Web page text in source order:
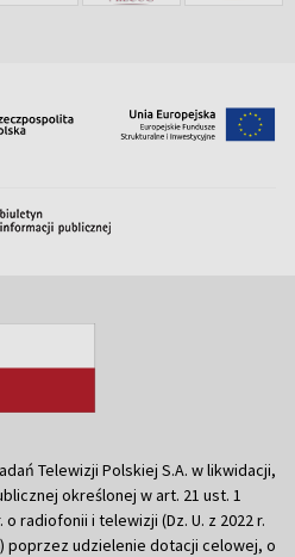
Telewizji Polskiej S.A. w likwidacji,
określonej w art. 21 ust. 1
radiofonii i telewizji (Dz. U. z 2022 r.
poprzez udzielenie dotacji celowej, o